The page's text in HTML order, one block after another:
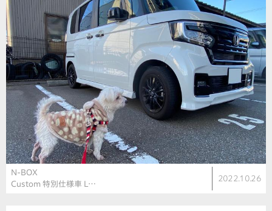
N-BOX
Custom 特別仕様車 L…
2022.10.26